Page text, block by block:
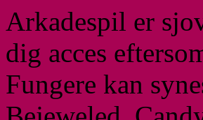
Arkadespil er
dig acces
Fungere kan